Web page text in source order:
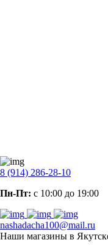
8 (914) 286-28-10
Пн-Пт: с 10:00 до 19:00
nashadacha100@mail.ru
Наши магазины в